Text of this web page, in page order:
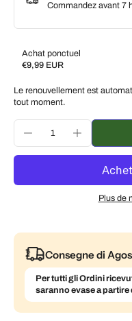
Commandez avant 7
Achat ponctuel
€9,99 EUR
Subscribe and save
Livrez toutes les 2
Livrez toutes les 3
Livrez chaque mois,
Le renouvellement est
tout moment.
Plus de
Consegne di
Per tutti gli Ordini
saranno evase a partire